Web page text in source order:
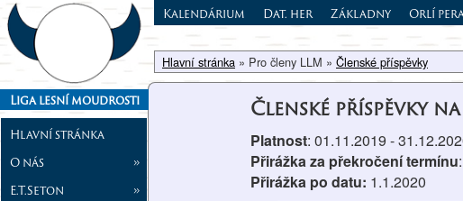
Liga lesní moudrosti
Hlavní stránka
O nás
»
E.T.Seton
»
Kalendárium Dat. her Základny Orlí
Hlavní stránka » Pro členy LLM » Členské příspěvky
Členské příspěvky
Platnost: 01.11.2019 -
Přirážka za překročení termínu
Přirážka po datu: 1.1.2020